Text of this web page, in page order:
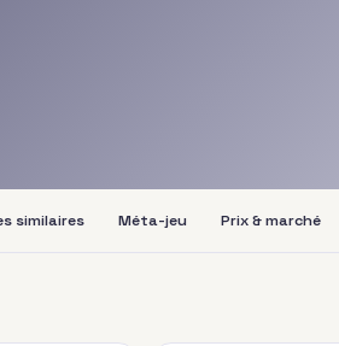
similaires Méta-jeu Prix & marché